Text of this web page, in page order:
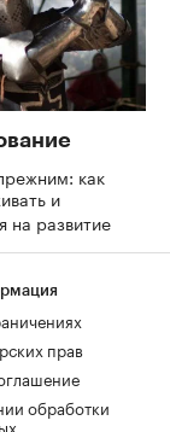
как
и
на развитие
прав
обработки